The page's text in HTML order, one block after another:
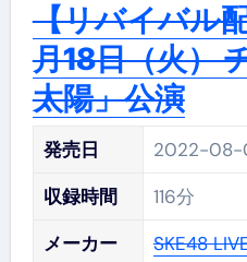
【リバイバル
月18日（火）
太陽」公演
発売日
2022-08-
収録時間
116分
メーカー
SKE48